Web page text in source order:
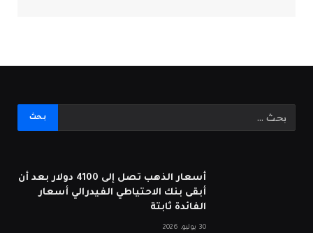
أسعار الذهب تصل إلى 4100 دولار بعد أن
أبقى بنك الاحتياطي الفيدرالي أسعار
الفائدة ثابتة
30 يوليو، 2026